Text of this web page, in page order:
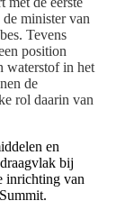
minister van
Tevens
position
waterstof in het
de
rol daarin van
en
bij
inrichting van